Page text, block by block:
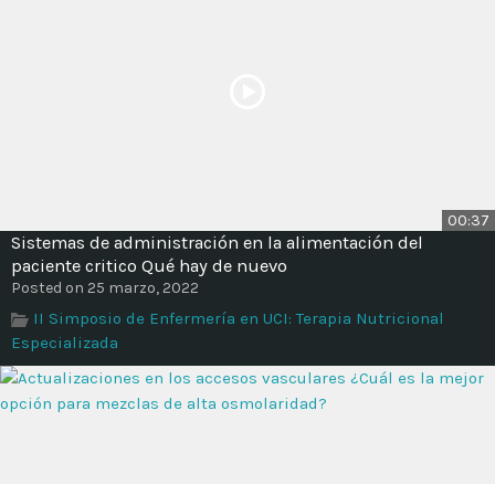
00:37
Sistemas de administración en la alimentación del
paciente critico Qué hay de nuevo
Posted on 25 marzo, 2022
II Simposio de Enfermería en UCI: Terapia Nutricional
Especializada